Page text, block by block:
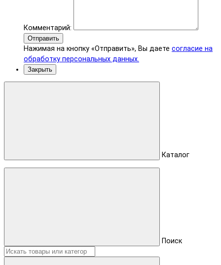
Комментарий:
Отправить
Нажимая на кнопку «Отправить», Вы даете согласие на
обработку персональных данных.
Закрыть
Каталог
Поиск